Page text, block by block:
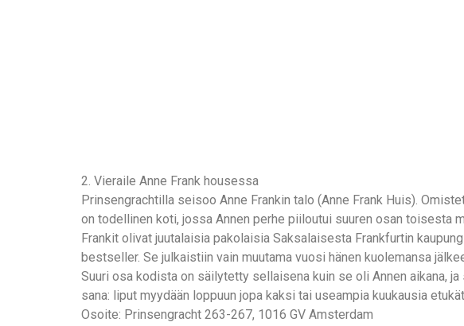
2. Vieraile Anne Frank housessa
Prinsengrachtilla seisoo Anne Frankin talo (Anne Frank Huis).
on todellinen koti, jossa Annen perhe piiloutui suuren osan toisesta
Frankit olivat juutalaisia pakolaisia Saksalaisesta Frankfurtin
bestseller. Se julkaistiin vain muutama vuosi hänen kuolemansa
Suuri osa kodista on säilytetty sellaisena kuin se oli Annen aikana,
sana: liput myydään loppuun jopa kaksi tai useampia kuukausia
Osoite: Prinsengracht 263-267, 1016 GV Amsterdam